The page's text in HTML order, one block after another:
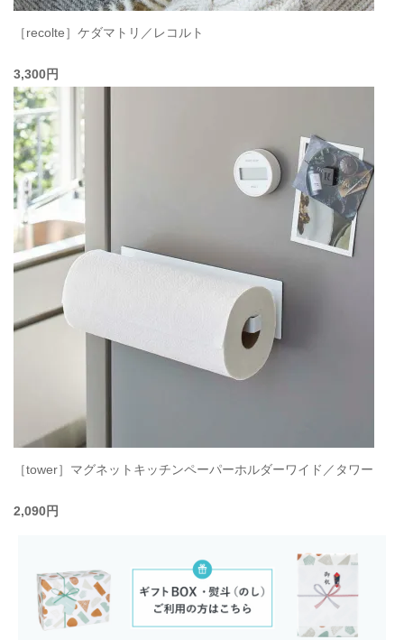
［recolte］ケダマトリ／レコルト
3,300円
［tower］マグネットキッチンペーパーホルダーワイド／タワー
2,090円